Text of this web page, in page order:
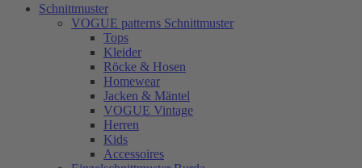
Schnittmuster
VOGUE patterns Schnittmuster
Tops
Kleider
Röcke & Hosen
Homewear
Jacken & Mäntel
VOGUE Vintage
Herren
Kids
Accessoires